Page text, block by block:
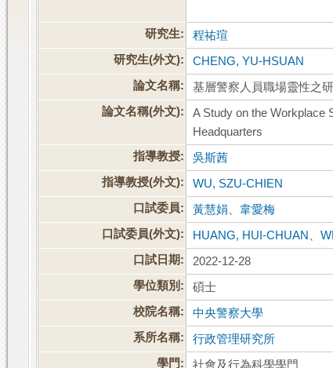
研究生:
程祐瑄
研究生(外文):
CHENG, YU-HSUAN
論文名稱:
基層警察人員職場靈性之
論文名稱(外文):
A Study on the Workplace
Headquarters
指導教授:
吳斯茜
指導教授(外文):
WU, SZU-CHIEN
口試委員:
黃慧娟 、韋愛梅
口試委員(外文):
HUANG, HUI-CHUAN 、
口試日期:
2022-12-28
學位類別:
碩士
校院名稱:
中央警察大學
系所名稱:
行政管理研究所
學門:
社會及行為科學學門